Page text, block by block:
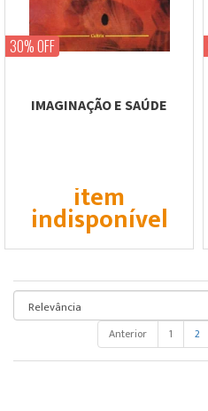
30% OFF
IMAGINAÇÃO E SAÚDE
item
indisponível
Anterior 1 2